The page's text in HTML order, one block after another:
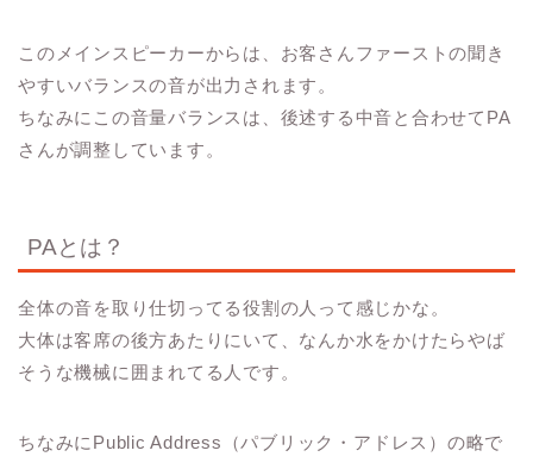
このメインスピーカーからは、 お客さんファーストの聞き
やすいバランスの音が出力されます。
ちなみにこの音量バランスは、後述する中音と合わせてPA
さんが調整しています。
PAとは？
全体の音を取り仕切ってる役割の人 って感じかな。
大体は客席の後方あたりにいて、なんか水をかけたらやば
そうな機械に囲まれてる人です。
ちなみにPublic Address（パブリック・アドレス）の略で